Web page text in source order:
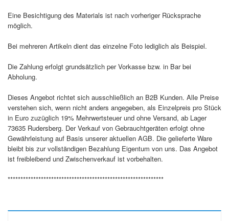
Eine Besichtigung des Materials ist nach vorheriger Rücksprache
möglich.
Bei mehreren Artikeln dient das einzelne Foto lediglich als Beispiel.
Die Zahlung erfolgt grundsätzlich per Vorkasse bzw. in Bar bei
Abholung.
Dieses Angebot richtet sich ausschließlich an B2B Kunden. Alle Preise
verstehen sich, wenn nicht anders angegeben, als Einzelpreis pro Stück
in Euro zuzüglich 19% Mehrwertsteuer und ohne Versand, ab Lager
73635 Rudersberg. Der Verkauf von Gebrauchtgeräten erfolgt ohne
Gewährleistung auf Basis unserer aktuellen AGB. Die gelieferte Ware
bleibt bis zur vollständigen Bezahlung Eigentum von uns. Das Angebot
ist freibleibend und Zwischenverkauf ist vorbehalten.
*************************************************************